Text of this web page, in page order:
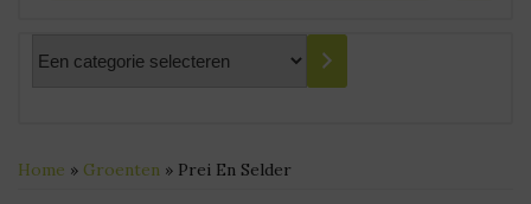
categorie
Home » Groenten » Prei En Selder